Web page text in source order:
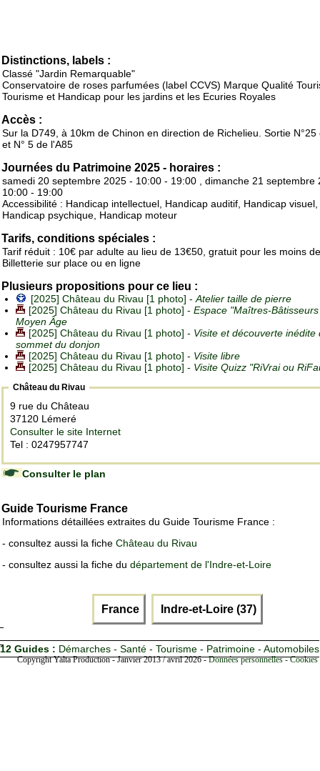
Distinctions, labels :
Classé "Jardin Remarquable"
Conservatoire de roses parfumées (label CCVS) Marque Qualité
Tourisme et Handicap pour les jardins et les Ecuries Royales
Accès :
Sur la D749, à 10km de Chinon en direction de Richelieu. Sortie N°25
et N° 5 de l'A85
Journées du Patrimoine 2025 - horaires :
samedi 20 septembre 2025 - 10:00 - 19:00 , dimanche 21 septembre
10:00 - 19:00
Accessibilité : Handicap intellectuel, Handicap auditif, Handicap visuel,
Handicap psychique, Handicap moteur
Tarifs, conditions spéciales :
Tarif réduit : 10€ par adulte au lieu de 13€50, gratuit pour les moins
Billetterie sur place ou en ligne
Plusieurs propositions pour ce lieu :
[2025] Château du Rivau [1 photo] -Atelier taille de pierre
[2025] Château du Rivau [1 photo] - Espace "Maîtres-
Moyen Âge
[2025] Château du Rivau [1 photo] - Visite et découverte inédite
sommet du donjon
[2025] Château du Rivau [1 photo] - Visite libre
[2025] Château du Rivau [1 photo] - Visite Quizz "RiVrai ou
Château du Rivau
9 rue du Château
37120 Lémeré
Consulter le site Internet
Tel : 0247957747
Consulter le plan
Guide Tourisme France
Informations détaillées extraites du Guide Tourisme France :
- consultez aussi la fiche Château du Rivau
- consultez aussi la fiche du département de l'Indre-et-Loire
France Indre-et-Loire (37)
12 Guides : Démarches - Santé - Tourisme - Patrimoine - Automobiles
Copyright Yalta Production - Janvier 2013 / avril 2026 -Données personnelles -